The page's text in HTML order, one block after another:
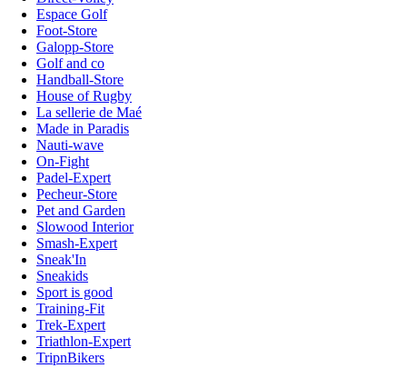
Espace Golf
Foot-Store
Galopp-Store
Golf and co
Handball-Store
House of Rugby
La sellerie de Maé
Made in Paradis
Nauti-wave
On-Fight
Padel-Expert
Pecheur-Store
Pet and Garden
Slowood Interior
Smash-Expert
Sneak'In
Sneakids
Sport is good
Training-Fit
Trek-Expert
Triathlon-Expert
TripnBikers